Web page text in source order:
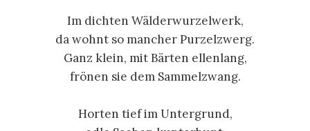
Im dichten Wälderwurzelwerk,
da wohnt so mancher Purzelzwerg.
Ganz klein, mit Bärten ellenlang,
frönen sie dem Sammelzwang.
Horten tief im Untergrund,